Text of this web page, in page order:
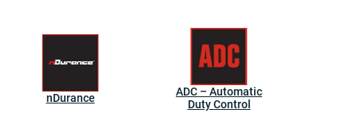
nDurance
ADC – Automatic
Duty Control